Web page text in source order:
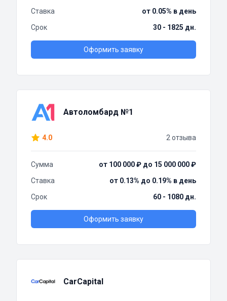
Ставка
от 0.05% в день
Срок
30 - 1825 дн.
Оформить заявку
Автоломбард №1
4.0 2 отзыва
Сумма
от 100 000 ₽ до 15 000 000 ₽
Ставка
от 0.13% до 0.19% в день
Срок
60 - 1080 дн.
Оформить заявку
CarCapital